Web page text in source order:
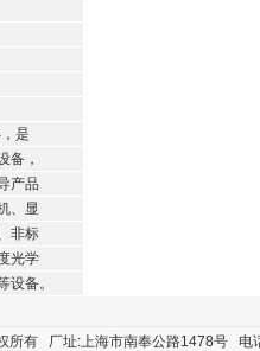
是
备，
产品
、显
非标
光学
设备。
所有 厂址:上海市南奉公路1478号